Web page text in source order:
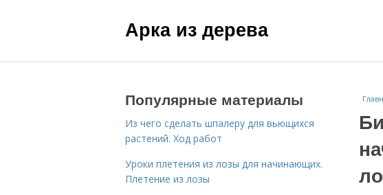
Арка из дерева
Популярные материалы
Из чего сделать шпалеру для вьющихся
растений. Ход работ
Уроки плетения из лозы для начинающих.
Плетение из лозы